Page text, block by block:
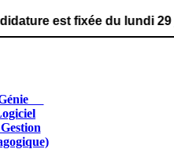
du lundi 29